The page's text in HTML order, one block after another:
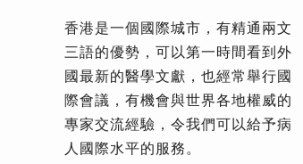
香港是一個國際城市，有精通兩文
三語的優勢，可以第一時間看到外
國最新的醫學文獻，也經常舉行國
際會議，有機會與世界各地權威的
專家交流經驗，令我們可以給予病
人國際水平的服務。